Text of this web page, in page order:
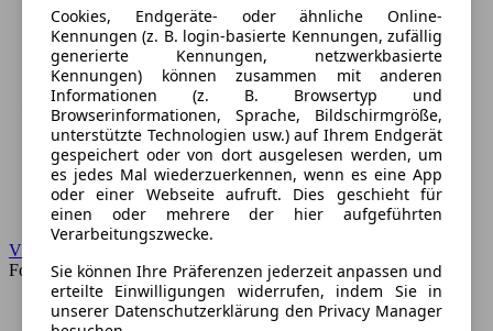
VW
Forum
Cookies, Endgeräte- oder ähnliche Online-
Kennungen (z. B. login-basierte Kennungen, zufällig
generierte Kennungen, netzwerkbasierte
Kennungen) können zusammen mit anderen
Informationen (z. B. Browsertyp und
Browserinformationen, Sprache, Bildschirmgröße,
unterstützte Technologien usw.) auf Ihrem Endgerät
gespeichert oder von dort ausgelesen werden, um
es jedes Mal wiederzuerkennen, wenn es eine App
oder einer Webseite aufruft. Dies geschieht für
einen oder mehrere der hier aufgeführten
Verarbeitungszwecke.
Sie können Ihre Präferenzen jederzeit anpassen und
erteilte Einwilligungen widerrufen, indem Sie in
unserer Datenschutzerklärung den Privacy Manager